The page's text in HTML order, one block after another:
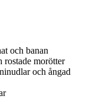
och banan
morötter
och ångad